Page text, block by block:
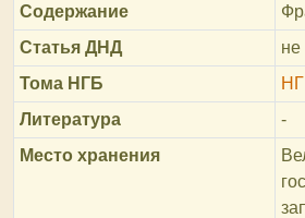
Содержание
Статья ДНД
Тома НГБ
Литература
-
Место хранения